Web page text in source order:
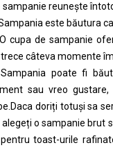
sampanie reunește
este băutura
cupa de sampanie
câteva momente
poate fi
sau vreo
doriți totuși sa
alegeți o sampanie brut
toast-urile